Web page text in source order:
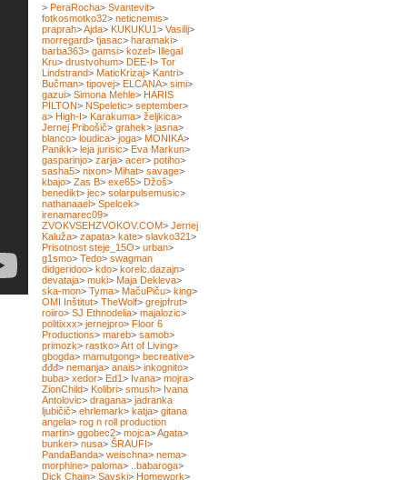
> PeraRocha> Svantevit>
fotkosmotko32> neticnemis>
praprah>Ajda> KUKUKU1> Vasilij>
morregard> tjasac> haramaki>
barba363> gamsi> kozel> Illegal
Kru> drustvohum> DEE-I> Tor
Lindstrand> MaticKrizaj> Kantri>
Bučman> tipovej> ELCANA> simi>
gazui> Simona Mehle> HARIS
PILTON> NSpeletic> september>
a> High-I> Karakuma> željkica>
Jernej Pribošič> grahek> jasna>
blanco> loudica> joga> MONIKA>
Panikk> leja jurisic> Eva Markun>
gasparinjo> zarja> acer> potiho>
sasha5> nixon> Mihat> savage>
kbajo> Zas B> exe65> Džoš>
benedikt> jec> solarpulsemusic>
nathanaael> Spelcek>
irenamarec09>
ZVOKVSEHZVOKOV.COM> Jernej
Kaluža> zapata> kate> slavko321>
Prisotnost steje_15O> urban>
g1smo> Tedo> swagman
didgeridoo> kdo> korelc.dazajn>
devataja> muki> Maja Dekleva>
ska-mon> Tyma> MačuPiču> king>
OMI Inštitut> TheWolf> grejpfrut>
roiiro> SJ Ethnodelia> majalozic>
politixxx> jernejpro> Floor 6
Productions> mareb> samob>
primozk> rastko>Art of Living>
gbogda> mamutgong> becreative>
đđđ> nemanja> anais> inkognito>
buba> xedor> Ed1> Ivana> mojra>
ZionChild> Kolibri> smush> Ivana
Antolovic> dragana> jadranka
ljubičič> ehrlemark> katja> gitana
angela> rog n roll production
martin> ggobec2> mojca>Agata>
bunker> nusa> ŠRAUFI>
PandaBanda> weischna> nema>
morphine> paloma> ..babaroga>
Dick Chain> Savski> Homework>